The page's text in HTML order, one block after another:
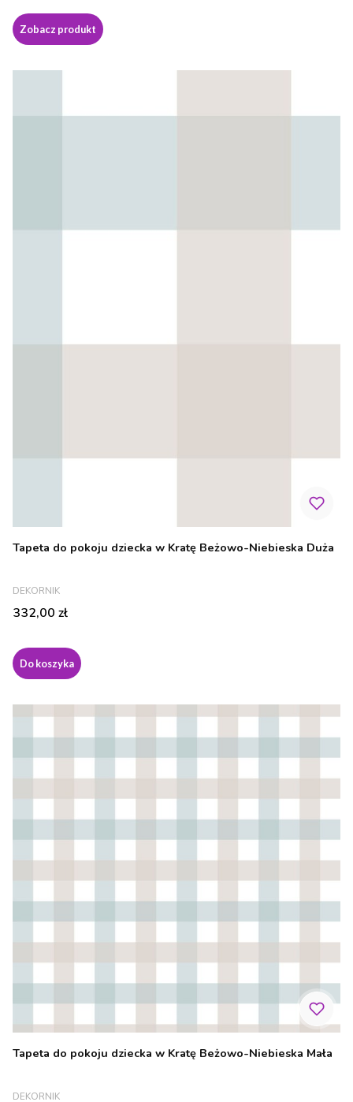
Zobacz produkt
Tapeta do pokoju dziecka w Kratę Beżowo-Niebieska Duża
PRODUCENT
DEKORNIK
Cena
332,00 zł
Do koszyka
Tapeta do pokoju dziecka w Kratę Beżowo-Niebieska Mała
PRODUCENT
DEKORNIK